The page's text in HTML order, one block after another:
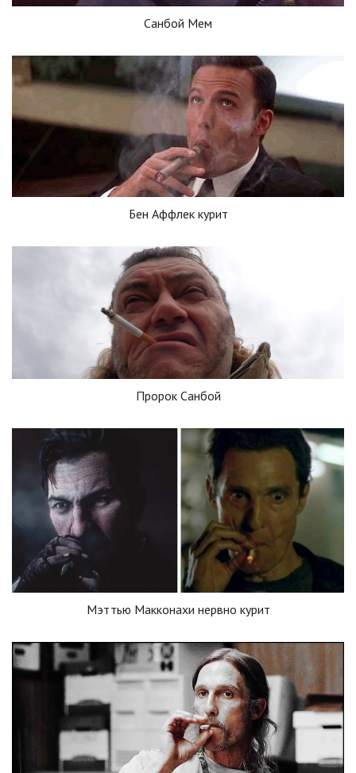
Санбой Мем
Бен Аффлек курит
Пророк Санбой
Мэттью Макконахи нервно курит